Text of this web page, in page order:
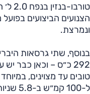
הצנועים הביצועים
ונמרצת.
292 כ״ס – וכאן כבר
טובים עד מצוינים,
ל-100